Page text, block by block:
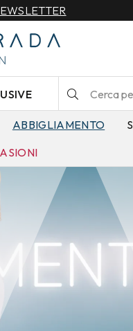
ABBIGLIAMENTO